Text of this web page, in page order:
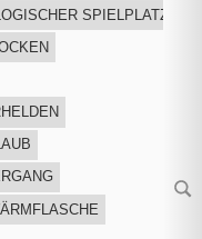
SPIELPLATZ